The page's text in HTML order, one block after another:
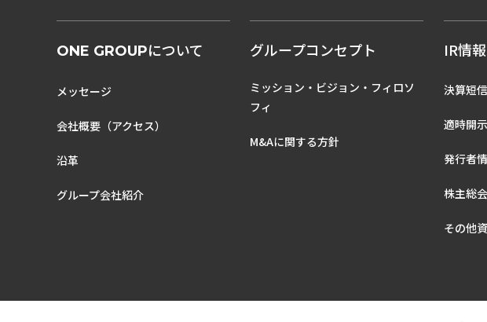
ONE GROUPについて
メッセージ
会社概要（アクセス）
沿革
グループ会社紹介
グループコンセプト
ミッション・ビジョン・フィロソ
フィ
M&Aに関する方針
IR情報
決算短信
適時開示
発行者
株主総会
その他